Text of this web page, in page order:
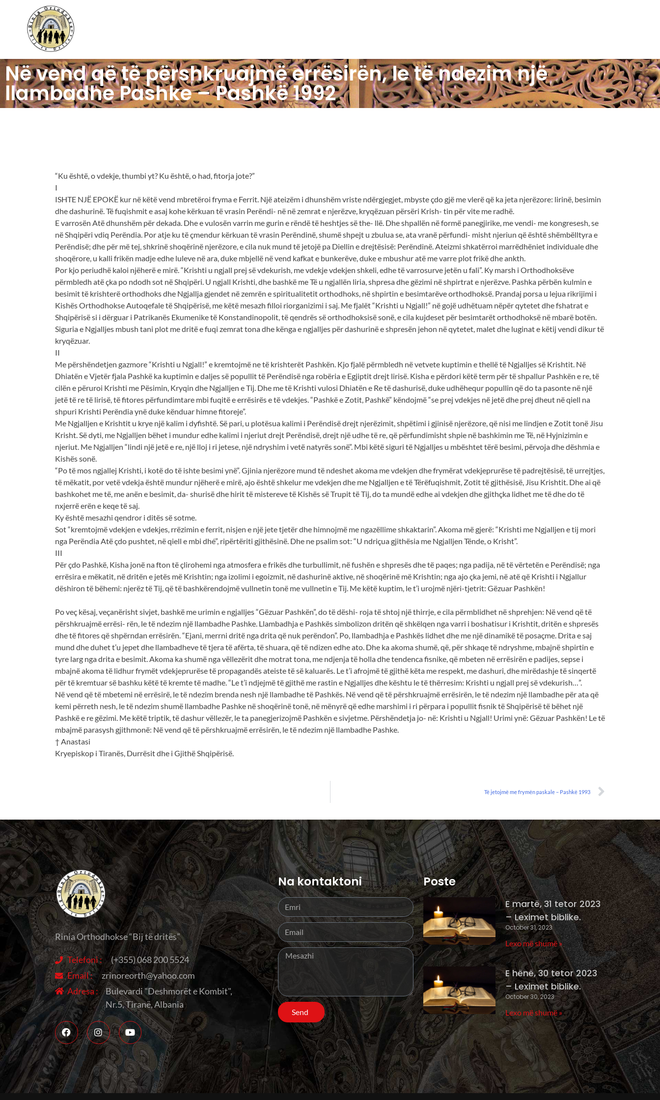
Në vend që të përshkruajmë errësirën, le të ndezim një
llambadhe Pashke – Pashkë 1992
“Ku është, o vdekje, thumbi yt? Ku është, o had, fitorja jote?”
I
ISHTE NJË EPOKË kur në këtë vend mbretëroi fryma e Ferrit. Një ateizëm i dhunshëm vriste ndërgjegjet, mbyste çdo gjë me vlerë që ka jeta njerëzore: lirinë, besimin
dhe dashurinë. Të fuqishmit e asaj kohe kërkuan të vrasin Perëndi- në në zemrat e njerëzve, kryqëzuan përsëri Krish- tin për vite me radhë.
E varrosën Atë dhunshëm për dekada. Dhe e vulosën varrin me gurin e rëndë të heshtjes së the- llë. Dhe shpallën në formë panegjirike, me vendi- me kongresesh, se
në Shqipëri vdiq Perëndia. Por atje ku të çmendur kërkuan të vrasin Perëndinë, shumë shpejt u zbulua se, ata vranë përfundi- misht njeriun që është shëmbëlltyra e
Perëndisë; dhe për më tej, shkrinë shoqërinë njerëzore, e cila nuk mund të jetojë pa Diellin e drejtësisë: Perëndinë. Ateizmi shkatërroi marrëdhëniet individuale dhe
shoqërore, u kalli frikën madje edhe luleve në ara, duke mbjellë në vend kafkat e bunkerëve, duke e mbushur atë me varre plot frikë dhe ankth.
Por kjo periudhë kaloi njëherë e mirë. “Krishti u ngjall prej së vdekurish, me vdekje vdekjen shkeli, edhe të varrosurve jetën u fali”. Ky marsh i Orthodhoksëve
përmbledh atë çka po ndodh sot në Shqipëri. U ngjall Krishti, dhe bashkë me Të u ngjallën liria, shpresa dhe gëzimi në shpirtrat e njerëzve. Pashka përbën kulmin e
besimit të krishterë orthodhoks dhe Ngjallja gjendet në zemrën e spiritualitetit orthodhoks, në shpirtin e besimtarëve orthodhoksë. Prandaj porsa u lejua rikrijimi i
Kishës Orthodhokse Autoqefale të Shqipërisë, me këtë mesazh filloi riorganizimi i saj. Me fjalët “Krishti u Ngjall!” në gojë udhëtuam nëpër qytetet dhe fshatrat e
Shqipërisë si i dërguar i Patrikanës Ekumenike të Konstandinopolit, të qendrës së orthodhoksisë sonë, e cila kujdeset për besimtarët orthodhoksë në mbarë botën.
Siguria e Ngjalljes mbush tani plot me dritë e fuqi zemrat tona dhe kënga e ngjalljes për dashurinë e shpresën jehon në qytetet, malet dhe luginat e këtij vendi dikur të
kryqëzuar.
II
Me përshëndetjen gazmore “Krishti u Ngjall!” e kremtojmë ne të krishterët Pashkën. Kjo fjalë përmbledh në vetvete kuptimin e thellë të Ngjalljes së Krishtit. Në
Dhiatën e Vjetër fjala Pashkë ka kuptimin e daljes së popullit të Perëndisë nga robëria e Egjiptit drejt lirisë. Kisha e përdori këtë term për të shpallur Pashkën e re, të
cilën e përuroi Krishti me Pësimin, Kryqin dhe Ngjalljen e Tij. Dhe me të Krishti vulosi Dhiatën e Re të dashurisë, duke udhëhequr popullin që do ta pasonte në një
jetë të re të lirisë, të fitores përfundimtare mbi fuqitë e errësirës e të vdekjes. “Pashkë e Zotit, Pashkë” këndojmë “se prej vdekjes në jetë dhe prej dheut në qiell na
shpuri Krishti Perëndia ynë duke kënduar himne fitoreje”.
Me Ngjalljen e Krishtit u krye një kalim i dyfishtë. Së pari, u plotësua kalimi i Perëndisë drejt njerëzimit, shpëtimi i gjinisë njerëzore, që nisi me lindjen e Zotit tonë Jisu
Krisht. Së dyti, me Ngjalljen bëhet i mundur edhe kalimi i njeriut drejt Perëndisë, drejt një udhe të re, që përfundimisht shpie në bashkimin me Të, në Hyjnizimin e
njeriut. Me Ngjalljen “lindi një jetë e re, një lloj i ri jetese, një ndryshim i vetë natyrës sonë”. Mbi këtë siguri të Ngjalljes u mbështet tërë besimi, përvoja dhe dëshmia e
Kishës sonë.
“Po të mos ngjallej Krishti, i kotë do të ishte besimi ynë”. Gjinia njerëzore mund të ndeshet akoma me vdekjen dhe frymërat vdekjeprurëse të padrejtësisë, të urrejtjes,
të mëkatit, por vetë vdekja është mundur njëherë e mirë, ajo është shkelur me vdekjen dhe me Ngjalljen e të Tërëfuqishmit, Zotit të gjithësisë, Jisu Krishtit. Dhe ai që
bashkohet me të, me anën e besimit, da- shurisë dhe hirit të mistereve të Kishës së Trupit të Tij, do ta mundë edhe ai vdekjen dhe gjithçka lidhet me të dhe do të
nxjerrë erën e keqe të saj.
Ky është mesazhi qendror i ditës së sotme.
Sot “kremtojmë vdekjen e vdekjes, rrëzimin e ferrit, nisjen e një jete tjetër dhe himnojmë me ngazëllime shkaktarin”. Akoma më gjerë: “Krishti me Ngjalljen e tij mori
nga Perëndia Atë çdo pushtet, në qiell e mbi dhé”, ripërtëriti gjithësinë. Dhe ne psalim sot: “U ndriçua gjithësia me Ngjalljen Tënde, o Krisht”.
III
Për çdo Pashkë, Kisha jonë na fton të çlirohemi nga atmosfera e frikës dhe turbullimit, në fushën e shpresës dhe të paqes; nga padija, në të vërtetën e Perëndisë; nga
errësira e mëkatit, në dritën e jetës më Krishtin; nga izolimi i egoizmit, në dashurinë aktive, në shoqërinë më Krishtin; nga ajo çka jemi, në atë që Krishti i Ngjallur
dëshiron të bëhemi: njerëz të Tij, që të bashkërendojmë vullnetin tonë me vullnetin e Tij. Me këtë kuptim, le t’i urojmë njëri-tjetrit: Gëzuar Pashkën!
Po veç kësaj, veçanërisht sivjet, bashkë me urimin e ngjalljes “Gëzuar Pashkën”, do të dëshi- roja të shtoj një thirrje, e cila përmblidhet në shprehjen: Në vend që të
përshkruajmë errësi- rën, le të ndezim një llambadhe Pashke. Llambadhja e Pashkës simbolizon dritën që shkëlqen nga varri i boshatisur i Krishtit, dritën e shpresës
dhe të fitores që shpërndan errësirën. “Ejani, merrni dritë nga drita që nuk perëndon”. Po, llambadhja e Pashkës lidhet dhe me një dinamikë të posaçme. Drita e saj
mund dhe duhet t’u jepet dhe llambadheve të tjera të afërta, të shuara, që të ndizen edhe ato. Dhe ka akoma shumë, që, për shkaqe të ndryshme, mbajnë shpirtin e
tyre larg nga drita e besimit. Akoma ka shumë nga vëllezërit dhe motrat tona, me ndjenja të holla dhe tendenca fisnike, që mbeten në errësirën e padijes, sepse i
mbajnë akoma të lidhur frymët vdekjeprurëse të propagandës ateiste të së kaluarës. Le t’i afrojmë të gjithë këta me respekt, me dashuri, dhe mirëdashje të sinqertë
për të kremtuar së bashku këtë të kremte të madhe. “Le t’i ndjejmë të gjithë me rastin e Ngjalljes dhe kështu le të thërresim: Krishti u ngjall prej së vdekurish…”.
Në vend që të mbetemi në errësirë, le të ndezim brenda nesh një llambadhe të Pashkës. Në vend që të përshkruajmë errësirën, le të ndezim një llambadhe për ata që
kemi përreth nesh, le të ndezim shumë llambadhe Pashke në shoqërinë tonë, në mënyrë që edhe marshimi i ri përpara i popullit fisnik të Shqipërisë të bëhet një
Pashkë e re gëzimi. Me këtë triptik, të dashur vëllezër, le ta panegjerizojmë Pashkën e sivjetme. Përshëndetja jo- në: Krishti u Ngjall! Urimi ynë: Gëzuar Pashkën! Le të
mbajmë parasysh gjithmonë: Në vend që të përshkruajmë errësirën, le të ndezim një llambadhe Pashke.
† Anastasi
Kryepiskop i Tiranës, Durrësit dhe i Gjithë Shqipërisë.
Të jetojmë me frymën paskale – Pashkë 1993
Rinia Orthodhokse “Bij të dritës”
Telefoni :
(+355) 068 200 5524
Email :
zrinoreorth@yahoo.com
Adresa :
Bulevardi "Deshmorët e Kombit",
Nr.5, Tiranë, Albania
Na kontaktoni
Send
Poste
E martë, 31 tetor 2023
– Leximet biblike.
October 31, 2023
Lexo më shumë »
E hënë, 30 tetor 2023
– Leximet biblike.
October 30, 2023
Lexo më shumë »